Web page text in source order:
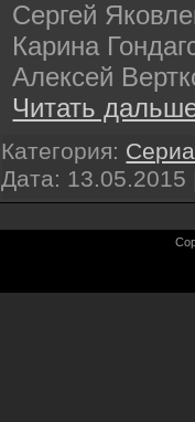
Сергей
Карина
Алексей
Читать
Категория:
Дата: 13.05.2015